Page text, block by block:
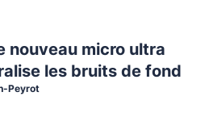
nouveau micro ultra
les bruits de fond
Peyrot